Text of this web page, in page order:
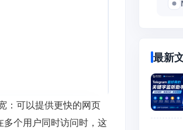
：可以提供更快的网页
个用户同时访问时，这
最新